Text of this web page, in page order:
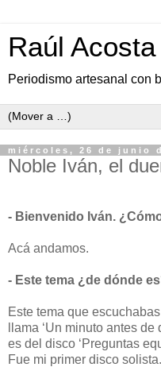
Raúl Acosta
Periodismo artesanal con
miércoles, 26 de junio
Noble Iván, el
- Bienvenido Iván.
Acá andamos.
- Este tema ¿de dónde
Este tema que
llama ‘Un minuto antes
es del disco ‘Preguntas
Fue mi primer disco solista.